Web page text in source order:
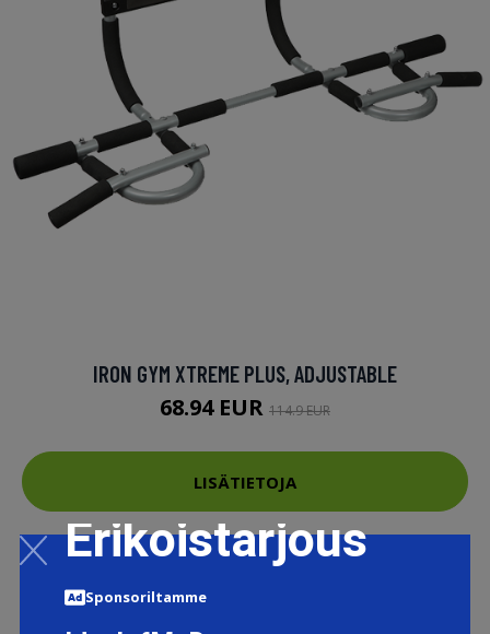
IRON GYM XTREME PLUS, ADJUSTABLE
68.94 EUR 114.9 EUR
LISÄTIETOJA
Erikoistarjous
Sponsoriltamme